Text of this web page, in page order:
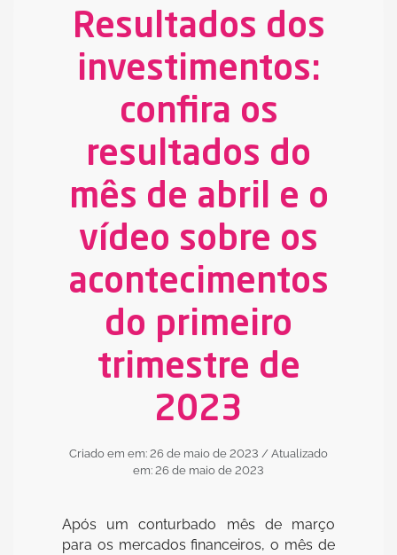
Resultados dos
investimentos:
confira os
resultados do
mês de abril e o
vídeo sobre os
acontecimentos
do primeiro
trimestre de
2023
Criado em em: 26 de maio de 2023 / Atualizado
em: 26 de maio de 2023
Após um conturbado mês de março
para os mercados financeiros, o mês de